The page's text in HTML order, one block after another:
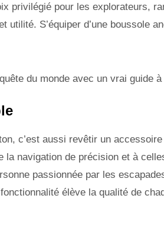
privilégié pour les explorateurs,
S’équiper d’une boussole
du monde avec un vrai guide
c’est aussi revêtir un
navigation de précision et à
passionnée par les
élève la qualité de